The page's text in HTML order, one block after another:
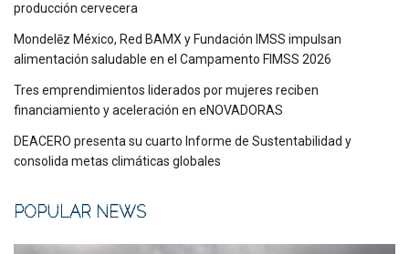
producción cervecera
Mondelēz México, Red BAMX y Fundación IMSS impulsan
alimentación saludable en el Campamento FIMSS 2026
Tres emprendimientos liderados por mujeres reciben
financiamiento y aceleración en eNOVADORAS
DEACERO presenta su cuarto Informe de Sustentabilidad y
consolida metas climáticas globales
POPULAR NEWS